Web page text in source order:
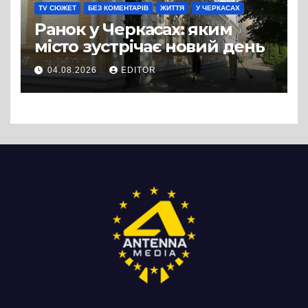
TV СЮЖЕТ БЕЗ КОМЕНТАРІВ ЖИТТЯ У ЧЕРКАСАХ
Ранок у Черкасах: яким
місто зустрічає новий день
04.08.2026 EDITOR